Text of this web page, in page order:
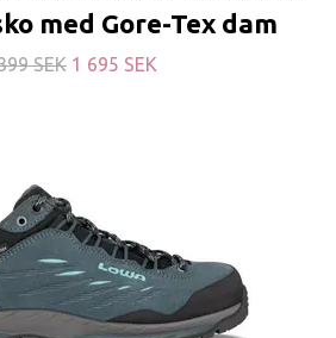
med Gore-Tex dam
SEK 1 695 SEK